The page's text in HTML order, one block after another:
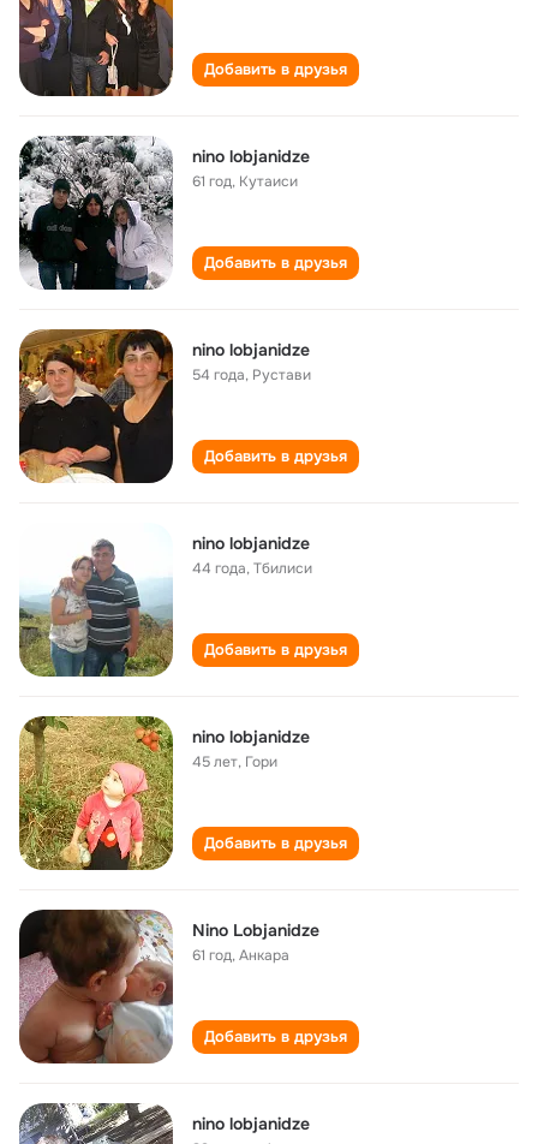
Добавить в друзья
nino lobjanidze
61 год, Кутаиси
Добавить в друзья
nino lobjanidze
54 года, Рустави
Добавить в друзья
nino lobjanidze
44 года,Тбилиси
Добавить в друзья
nino lobjanidze
45 лет, Гори
Добавить в друзья
Nino Lobjanidze
61 год,Анкара
Добавить в друзья
nino lobjanidze